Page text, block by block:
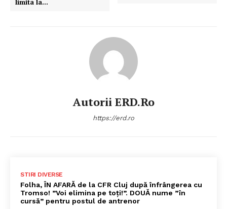
limita la…
Autorii ERD.ro
https://erd.ro
STIRI DIVERSE
Folha, ÎN AFARĂ de la CFR Cluj după înfrângerea cu
Tromso! ”Voi elimina pe toți!”. DOUĂ nume ”în
cursă” pentru postul de antrenor